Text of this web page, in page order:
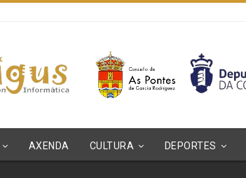
AXENDA CULTURA DEPORTES